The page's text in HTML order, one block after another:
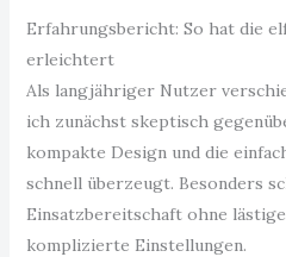
Erfahrungsbericht: So hat die
erleichtert
Als langjähriger Nutzer
ich zunächst skeptisch
kompakte Design und die
schnell überzeugt. Besonders
Einsatzbereitschaft ohne
komplizierte Einstellungen.